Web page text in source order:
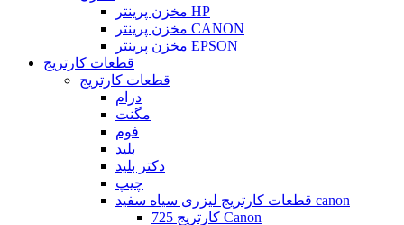
مخزن پرینتر HP
مخزن پرینتر CANON
مخزن پرینتر EPSON
قطعات کارتریج
قطعات کارتریج
درام
مگنت
فوم
بلید
دکتر بلید
چیپ
قطعات کارتریج لیزری سیاه سفید canon
کارتریج 725 Canon